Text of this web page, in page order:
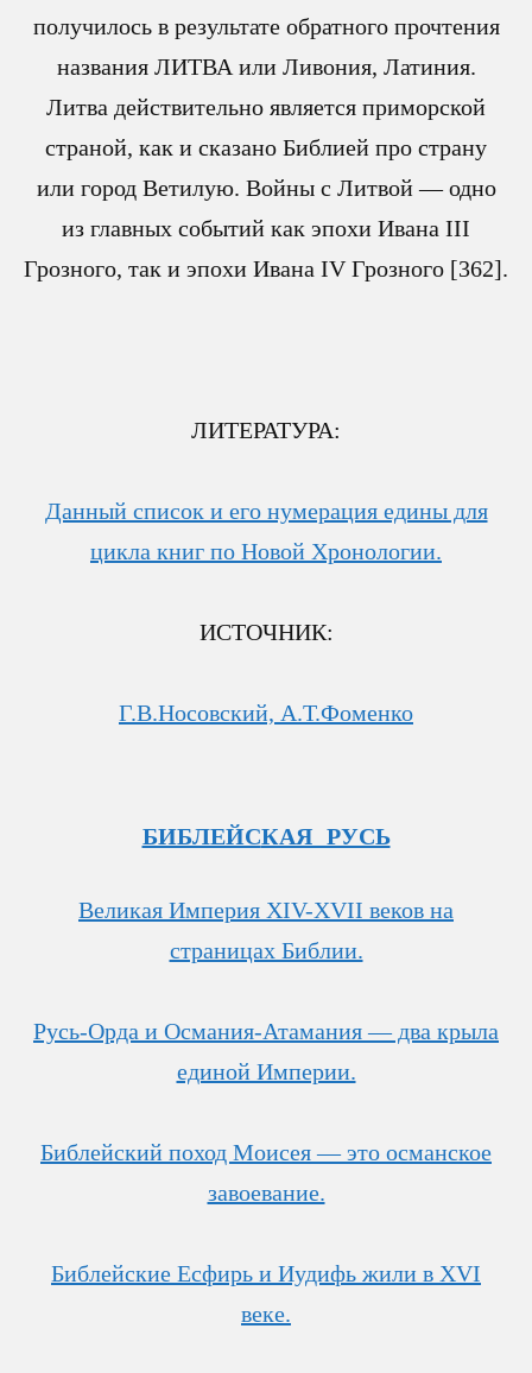
получилось в результате обратного прочтения
названия ЛИТВА или Ливония, Латиния.
Литва действительно является приморской
страной, как и сказано Библией про страну
или город Ветилую. Войны с Литвой — одно
из главных событий как эпохи Ивана III
Грозного, так и эпохи Ивана IV Грозного [362].
ЛИТЕРАТУРА:
Данный список и его нумерация едины для
цикла книг по Новой Хронологии.
ИСТОЧНИК:
Г.В.Носовский, А.Т.Фоменко
БИБЛЕЙСКАЯ РУСЬ
Великая Империя XIV-XVII веков на
страницах Библии.
Русь-Орда и Османия-Атамания — два крыла
единой Империи.
Библейский поход Моисея — это османское
завоевание.
Библейские Есфирь и Иудифь жили в XVI
веке.